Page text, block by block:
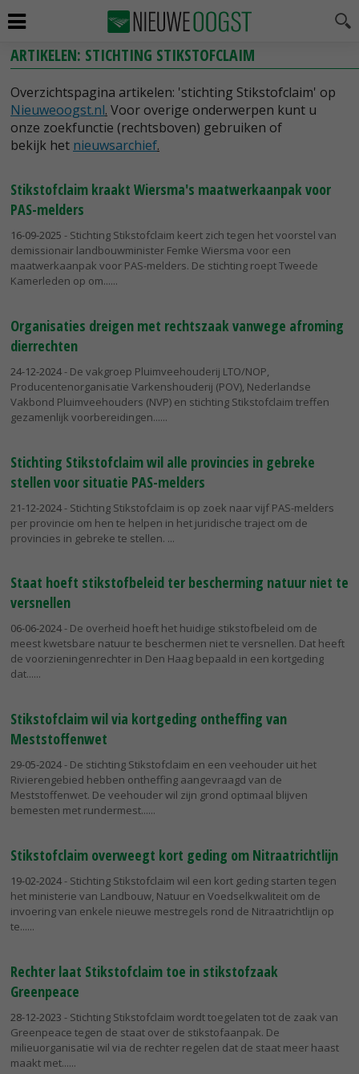
ARTIKELEN: STICHTING STIKSTOFCLAIM
Overzichtspagina artikelen: 'stichting Stikstofclaim' op
Nieuweoogst.nl. Voor overige onderwerpen kunt u
onze zoekfunctie (rechtsboven) gebruiken of
bekijk het nieuwsarchief.
Stikstofclaim kraakt Wiersma's maatwerkaanpak voor
PAS-melders
16-09-2025 - Stichting Stikstofclaim keert zich tegen het voorstel van
demissionair landbouwminister Femke Wiersma voor een
maatwerkaanpak voor PAS-melders. De stichting roept Tweede
Kamerleden op om...
Organisaties dreigen met rechtszaak vanwege afroming
dierrechten
24-12-2024- De vakgroep Pluimveehouderij LTO/NOP,
Producentenorganisatie Varkenshouderij (POV), Nederlandse
Vakbond Pluimveehouders (NVP) en stichting Stikstofclaim treffen
gezamenlijk voorbereidingen...
Stichting Stikstofclaim wil alle provincies in gebreke
stellen voor situatie PAS-melders
21-12-2024- Stichting Stikstofclaim is op zoek naar vijf PAS-melders
per provincie om hen te helpen in het juridische traject om de
provincies in gebreke te stellen.
Staat hoeft stikstofbeleid ter bescherming natuur niet te
versnellen
06-06-2024- De overheid hoeft het huidige stikstofbeleid om de
meest kwetsbare natuur te beschermen niet te versnellen. Dat heeft
de voorzieningenrechter in Den Haag bepaald in een kortgeding
dat...
Stikstofclaim wil via kortgeding ontheffing van
Meststoffenwet
29-05-2024- De stichting Stikstofclaim en een veehouder uit het
Rivierengebied hebben ontheffing aangevraagd van de
Meststoffenwet. De veehouder wil zijn grond optimaal blijven
bemesten met rundermest...
Stikstofclaim overweegt kort geding om Nitraatrichtlijn
19-02-2024- Stichting Stikstofclaim wil een kort geding starten tegen
het ministerie van Landbouw, Natuur en Voedselkwaliteit om de
invoering van enkele nieuwe mestregels rond de Nitraatrichtlijn op
te...
Rechter laat Stikstofclaim toe in stikstofzaak
Greenpeace
28-12-2023 - Stichting Stikstofclaim wordt toegelaten tot de zaak van
Greenpeace tegen de staat over de stikstofaanpak. De
milieuorganisatie wil via de rechter regelen dat de staat meer haast
maakt met...